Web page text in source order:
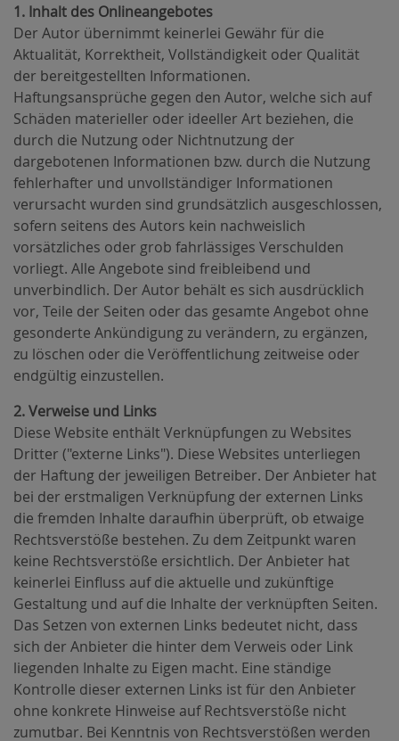
1. Inhalt des Onlineangebotes
Der Autor übernimmt keinerlei Gewähr für die
Aktualität, Korrektheit, Vollständigkeit oder Qualität
der bereitgestellten Informationen.
Haftungsansprüche gegen den Autor, welche sich auf
Schäden materieller oder ideeller Art beziehen, die
durch die Nutzung oder Nichtnutzung der
dargebotenen Informationen bzw. durch die Nutzung
fehlerhafter und unvollständiger Informationen
verursacht wurden sind grundsätzlich ausgeschlossen,
sofern seitens des Autors kein nachweislich
vorsätzliches oder grob fahrlässiges Verschulden
vorliegt. Alle Angebote sind freibleibend und
unverbindlich. Der Autor behält es sich ausdrücklich
vor, Teile der Seiten oder das gesamte Angebot ohne
gesonderte Ankündigung zu verändern, zu ergänzen,
zu löschen oder die Veröffentlichung zeitweise oder
endgültig einzustellen.
2. Verweise und Links
Diese Website enthält Verknüpfungen zu Websites
Dritter ("externe Links"). Diese Websites unterliegen
der Haftung der jeweiligen Betreiber. Der Anbieter hat
bei der erstmaligen Verknüpfung der externen Links
die fremden Inhalte daraufhin überprüft, ob etwaige
Rechtsverstöße bestehen. Zu dem Zeitpunkt waren
keine Rechtsverstöße ersichtlich. Der Anbieter hat
keinerlei Einfluss auf die aktuelle und zukünftige
Gestaltung und auf die Inhalte der verknüpften Seiten.
Das Setzen von externen Links bedeutet nicht, dass
sich der Anbieter die hinter dem Verweis oder Link
liegenden Inhalte zu Eigen macht. Eine ständige
Kontrolle dieser externen Links ist für den Anbieter
ohne konkrete Hinweise auf Rechtsverstöße nicht
zumutbar. Bei Kenntnis von Rechtsverstößen werden